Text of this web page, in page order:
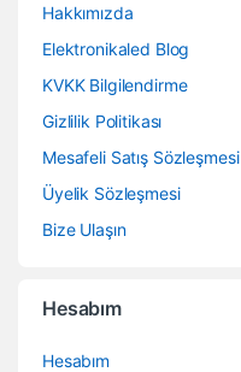
Hakkımızda
Elektronikaled Blog
KVKK Bilgilendirme
Gizlilik Politikası
Mesafeli Satış Sözleşmesi
Üyelik Sözleşmesi
Bize Ulaşın
Hesabım
Hesabım